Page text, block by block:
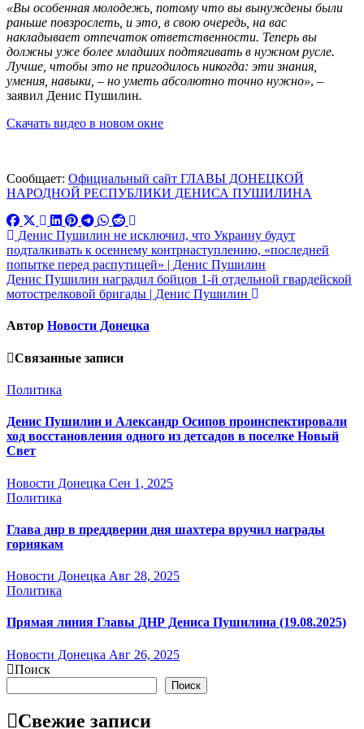
«Вы особенная молодежь, потому что вы вынуждены были
раньше повзрослеть, и это, в свою очередь, на вас
накладывает отпечаток ответственности. Теперь вы
должны уже более младших подтягивать в нужном русле.
Лучше, чтобы это не пригодилось никогда: эти знания,
умения, навыки, – но уметь абсолютно точно нужно», –
заявил Денис Пушилин.
Скачать видео в новом окне
Сообщает: Официальный сайт ГЛАВЫ ДОНЕЦКОЙ
НАРОДНОЙ РЕСПУБЛИКИ ДЕНИСА ПУШИЛИНА
Навигация
по
записям
Денис Пушилин не исключил, что Украину будут
подталкивать к осеннему контрнаступлению, «последней
попытке перед распутицей» | Денис Пушилин
Денис Пушилин наградил бойцов 1-й отдельной гвардейской
мотострелковой бригады | Денис Пушилин
Автор Новости Донецка
Связанные записи
Политика
Денис Пушилин и Александр Осипов проинспектировали
ход восстановления одного из детсадов в поселке Новый
Свет
Новости Донецка Сен 1, 2025
Политика
Глава днр в преддверии дня шахтера вручил награды
горнякам
Новости Донецка Авг 28, 2025
Политика
Прямая линия Главы ДНР Дениса Пушилина (19.08.2025)
Новости Донецка Авг 26, 2025
Поиск
Поиск
Свежие записи